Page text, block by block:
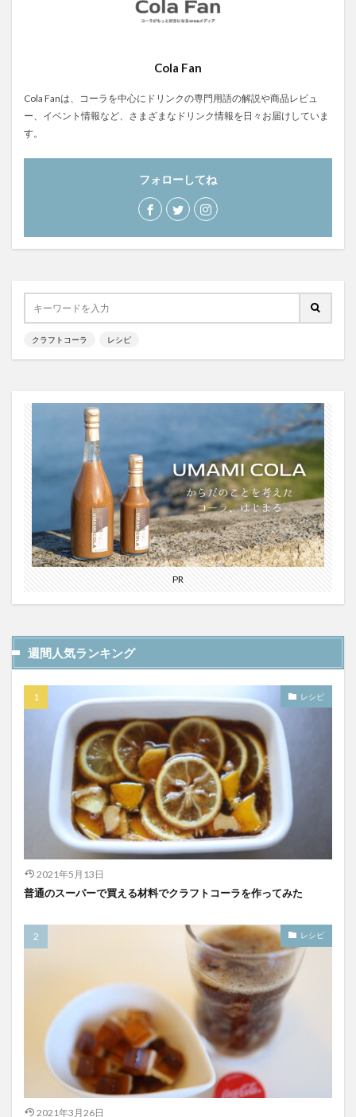
Cola Fan
Cola Fanは、コーラを中心にドリンクの専門用語の解説や商品レビュ
ー、イベント情報など、さまざまなドリンク情報を日々お届けしていま
す。
フォローしてね
クラフトコーラ レシピ
PR
週間人気ランキング
レシピ
2021年5月13日
普通のスーパーで買える材料でクラフトコーラを作ってみた
レシピ
2021年3月26日